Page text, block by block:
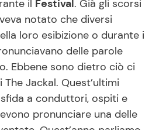
il Festival. Già gli scorsi
notato che diversi
loro esibizione o durante i
delle parole
Ebbene sono dietro ciò ci
Jackal. Quest’ultimi
a conduttori, ospiti e
pronunciare una delle